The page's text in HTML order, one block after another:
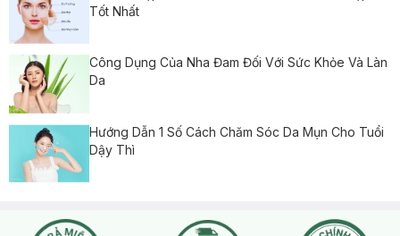
Tốt Nhất
Công Dụng Của Nha Đam Đối Với Sức Khỏe Và Làn
Da
Hướng Dẫn 1 Số Cách Chăm Sóc Da Mụn Cho Tuổi
Dậy Thì